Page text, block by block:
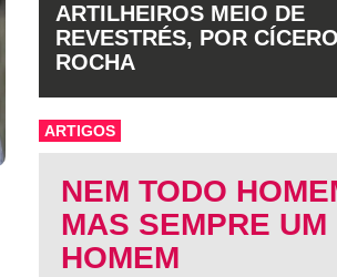
ARTILHEIROS MEIO DE
REVESTRÉS, POR CÍCERO
ROCHA
ARTIGOS
NEM TODO
MAS SEMPRE UM
HOMEM